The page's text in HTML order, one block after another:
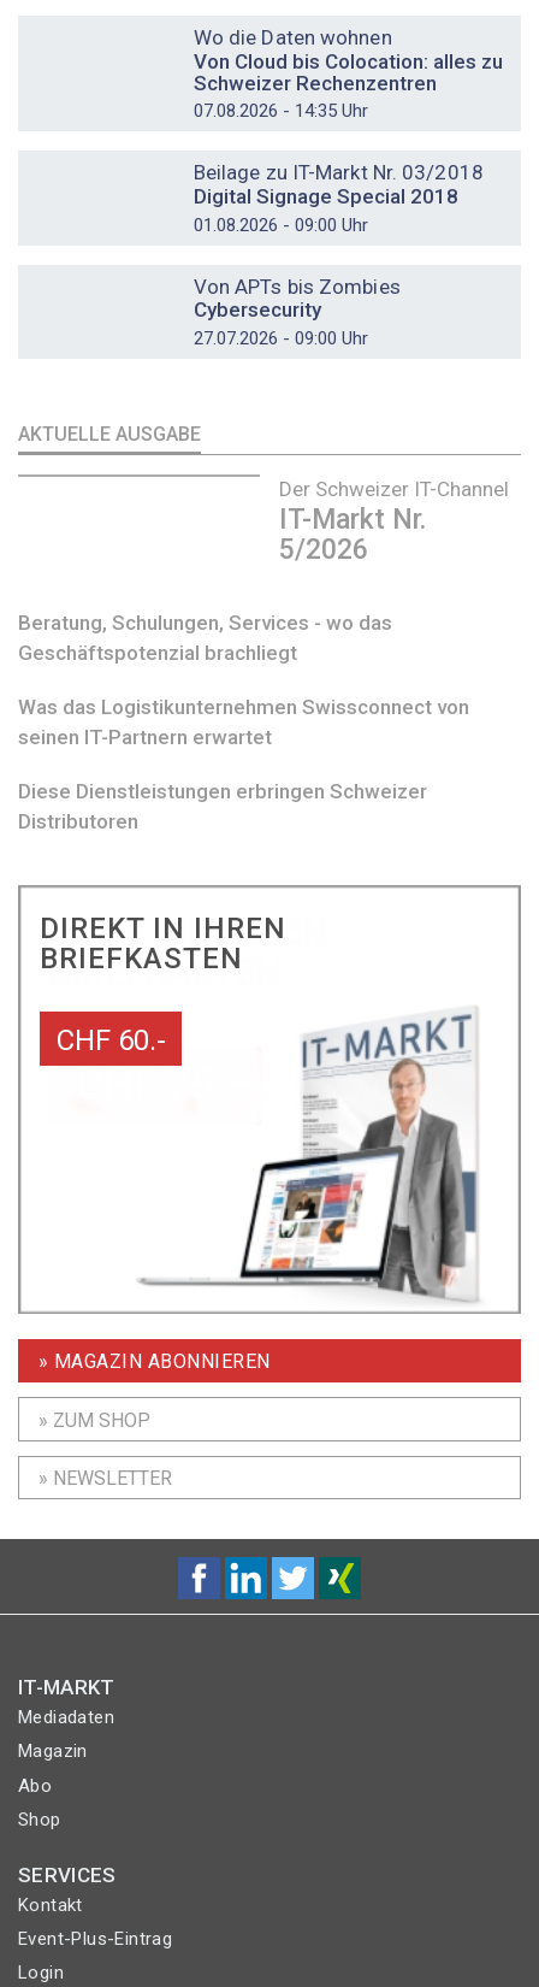
Wo die Daten wohnen
Von Cloud bis Colocation: alles zu
Schweizer Rechenzentren
07.08.2026 - 14:35 Uhr
Beilage zu IT-Markt Nr. 03/2018
Digital Signage Special 2018
01.08.2026 - 09:00 Uhr
Von APTs bis Zombies
Cybersecurity
27.07.2026 - 09:00 Uhr
AKTUELLE AUSGABE
Der Schweizer IT-Channel
IT-Markt Nr.
5/2026
Beratung, Schulungen, Services - wo das
Geschäftspotenzial brachliegt
Was das Logistikunternehmen Swissconnect von
seinen IT-Partnern erwartet
Diese Dienstleistungen erbringen Schweizer
Distributoren
DIREKT IN IHREN
BRIEFKASTEN
CHF 60.-
» MAGAZIN ABONNIEREN
» ZUM SHOP
» NEWSLETTER
IT-MARKT
Mediadaten
Magazin
Abo
Shop
SERVICES
Kontakt
Event-Plus-Eintrag
Login